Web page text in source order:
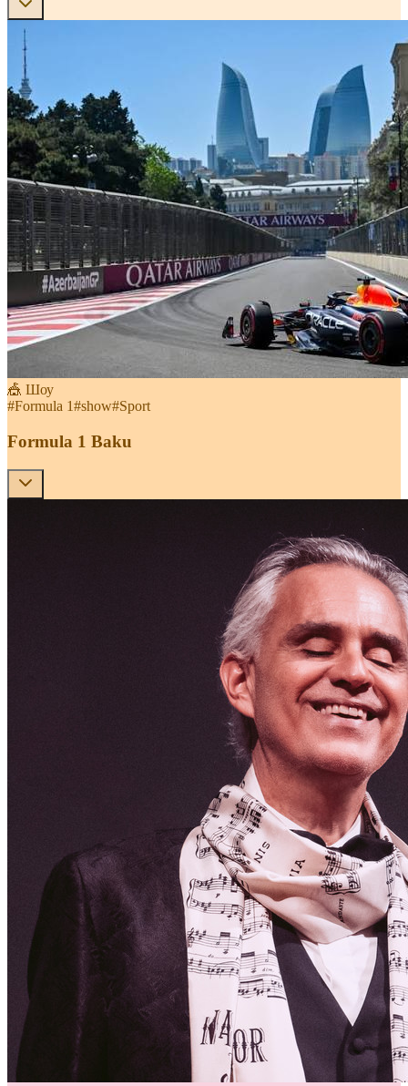
🎪 Шоу
#Formula 1#show#Sport
Formula 1 Baku